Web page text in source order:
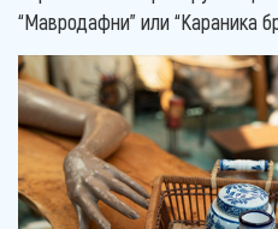
“Мавродафни” или “Караника